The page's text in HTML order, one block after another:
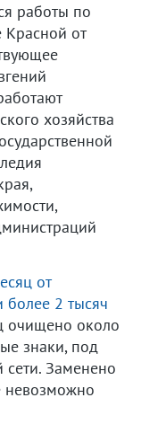
работы по
Красной от
хозяйства
от
более 2 тысяч
очищено около
знаки, под
Заменено
невозможно